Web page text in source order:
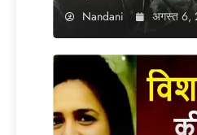
Nandani अगस्त 6,